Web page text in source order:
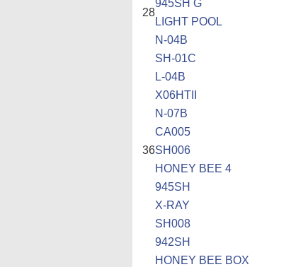
28
945SH G
LIGHT POOL
N-04B
SH-01C
L-04B
36
X06HTII
N-07B
CA005
SH006
HONEY BEE 4
945SH
X-RAY
SH008
942SH
HONEY BEE BOX